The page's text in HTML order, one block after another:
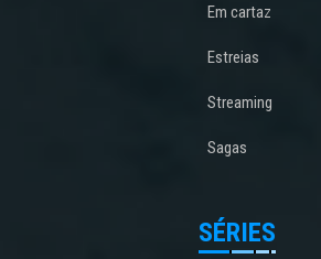
Em cartaz
Estreias
Streaming
Sagas
SÉRIES